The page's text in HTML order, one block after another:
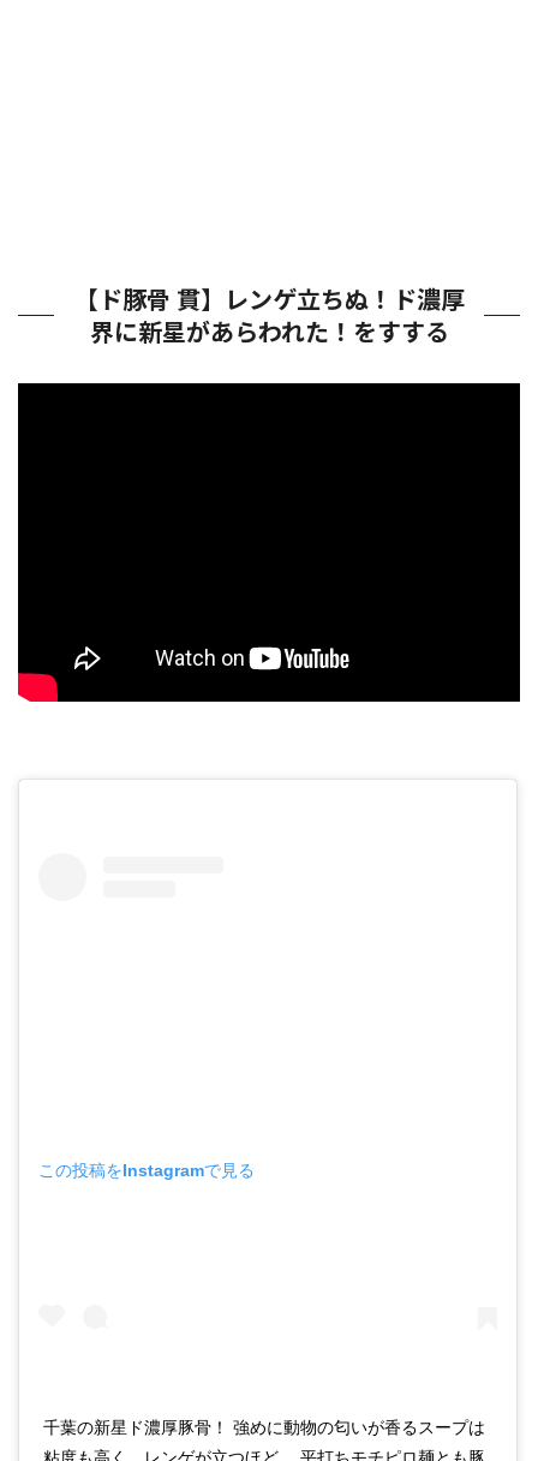
【ド豚骨 貫】レンゲ立ちぬ！ド濃厚
界に新星があらわれた！をすする
この投稿をInstagramで見る
千葉の新星ド濃厚豚骨！ 強めに動物の匂いが香るスープは